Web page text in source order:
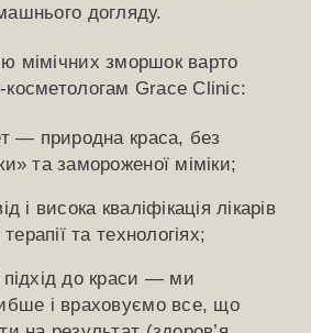
догляду.
мімічних зморшок варто
косметологам Grace Clinic:
— природна краса, без
та замороженої міміки;
і висока кваліфікація лікарів
та технологіях;
до краси — ми
і враховуємо все, що